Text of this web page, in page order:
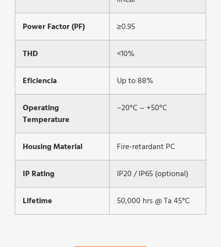
Power Factor (PF) ≥0.95
THD <10%
Eficiencia Up to 88%
Operating
Temperature
–20°C ~ +50°C
Housing Material Fire-retardant PC
IP Rating IP20 / IP65 (optional)
Lifetime 50,000 hrs @ Ta 45°C